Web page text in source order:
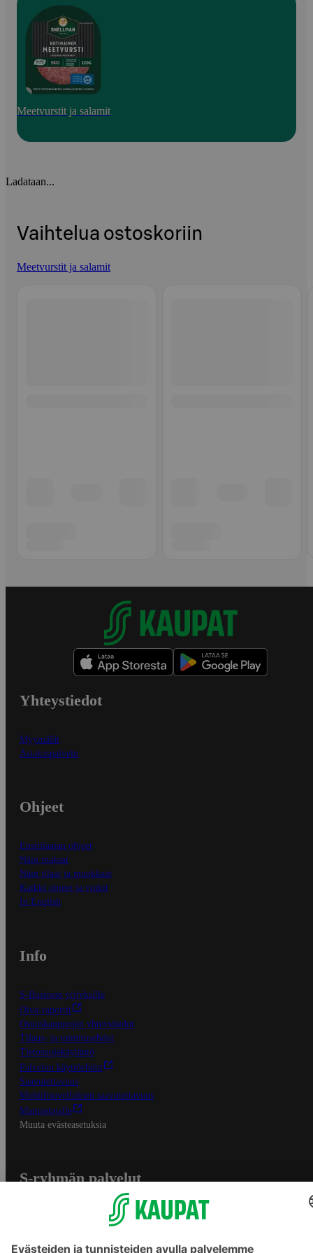
Meetvurstit ja salamit
Ladataan...
Vaihtelua ostoskoriin
Meetvurstit ja salamit
Yhteystiedot
Myymälät
Asiakaspalvelu
Ohjeet
Ensitilaajan ohjeet
Näin maksat
Näin tilaat ja muokkaat
Kaikki ohjeet ja vinkit
In English
Info
S-Business yrityksille
Oiva-raportit
Osuuskauppojen yhteystiedot
Tilaus- ja toimitusehdot
Tietosuojakäytäntö
Palvelun käyttöehdot
Saavutettavuus
Mobiilisovelluksen saavutettavuus
Mainostajalle
Muuta evästeasetuksia
S-ryhmän palvelut
Yhteishyvä Ruoka -sovellus